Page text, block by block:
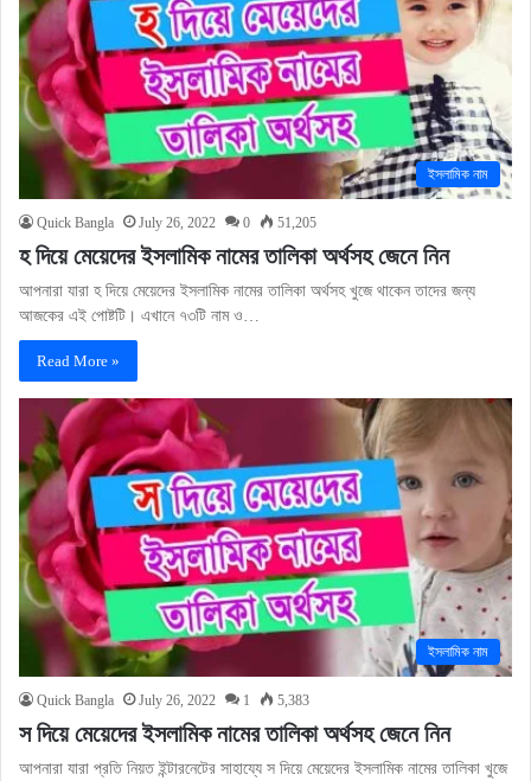
ইসলামিক নাম
Quick Bangla July 26, 2022 0 51,205
হ দিয়ে মেয়েদের ইসলামিক নামের তালিকা অর্থসহ জেনে নিন
আপনারা যারা হ দিয়ে মেয়েদের ইসলামিক নামের তালিকা অর্থসহ খুজে থাকেন তাদের জন্য
আজকের এই পোষ্টটি। এখানে ৭৩টি নাম ও…
Read More »
ইসলামিক নাম
Quick Bangla July 26, 2022 1 5,383
স দিয়ে মেয়েদের ইসলামিক নামের তালিকা অর্থসহ জেনে নিন
আপনারা যারা প্রতি নিয়ত ইন্টারনেটের সাহায্যে স দিয়ে মেয়েদের ইসলামিক নামের তালিকা খুজে